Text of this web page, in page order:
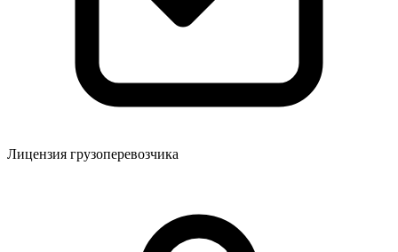
Лицензия грузоперевозчика